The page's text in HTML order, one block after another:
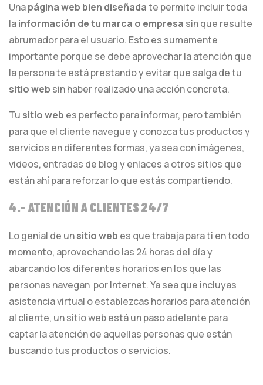
Unapágina web bien diseñadate permite incluir toda
lainformación de tu marca o empresa sin que resulte
abrumador para el usuario. Esto es sumamente
importante porque se debe aprovechar la atención que
la persona te está prestando y evitar que salga de tu
sitio web sin haber realizado una acción concreta.
Tu sitio web es perfecto para informar, pero también
para que el cliente navegue y conozca tus productos y
servicios en diferentes formas, ya sea con imágenes,
videos, entradas de blog y enlaces a otros sitios que
están ahí para reforzar lo que estás compartiendo.
4.- ATENCIÓN A CLIENTES 24/7
Lo genial de unsitio web es que trabaja para ti en todo
momento, aprovechando las 24 horas del día y
abarcando los diferentes horarios en los que las
personas navegan por Internet. Ya sea que incluyas
asistencia virtual o establezcas horarios para atención
al cliente, un sitio web está un paso adelante para
captar la atención de aquellas personas que están
buscando tus productos o servicios.